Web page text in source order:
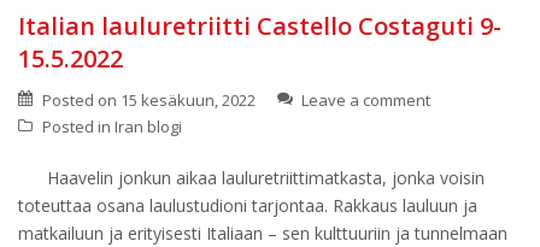
Italian lauluretriitti Castello Costaguti 9-
15.5.2022
Posted on 15 kesäkuun, 2022
Leave a comment
Posted in Iran blogi
Haavelin jonkun aikaa lauluretriittimatkasta, jonka voisin
toteuttaa osana laulustudioni tarjontaa. Rakkaus lauluun ja
matkailuun ja erityisesti Italiaan – sen kulttuuriin ja tunnelmaan